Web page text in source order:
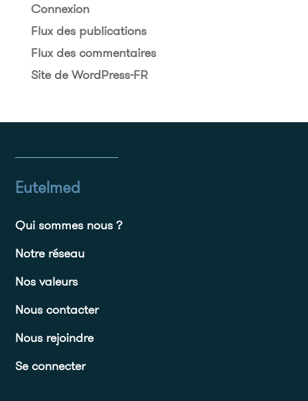
Connexion
Flux des publications
Flux des commentaires
Site de WordPress-FR
Eutelmed
Qui sommes nous ?
Notre réseau
Nos valeurs
Nous contacter
Nous rejoindre
Se connecter